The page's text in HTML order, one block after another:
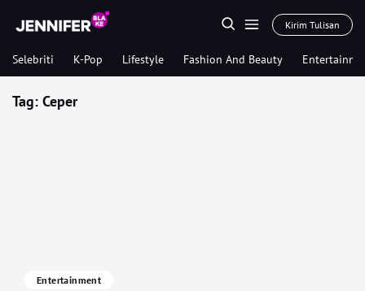
Kirim Tulisan
Selebriti K-Pop Lifestyle Fashion And Beauty
Tag: Ceper
Entertainment